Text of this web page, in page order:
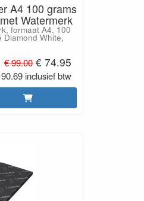
A4 100 grams
Watermerk
formaat A4, 100
Diamond White,
€ 99.00 € 74.95
inclusief btw